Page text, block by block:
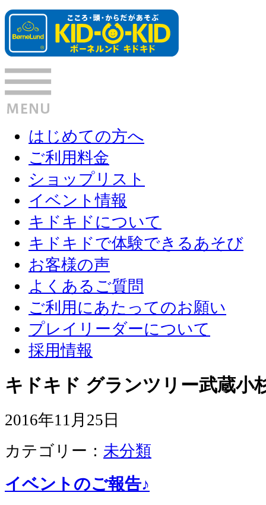
はじめての方へ
ご利用料金
ショップリスト
イベント情報
キドキドについて
キドキドで体験できるあそび
お客様の声
よくあるご質問
ご利用にあたってのお願い
プレイリーダーについて
採用情報
キドキド グランツリー武蔵小
2016年11月25日
カテゴリー： 未分類
イベントのご報告♪